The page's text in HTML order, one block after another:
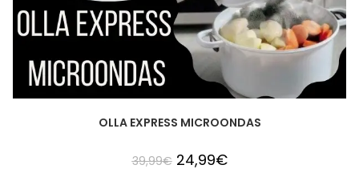
OLLA EXPRESS MICROONDAS
39,99€ 24,99€